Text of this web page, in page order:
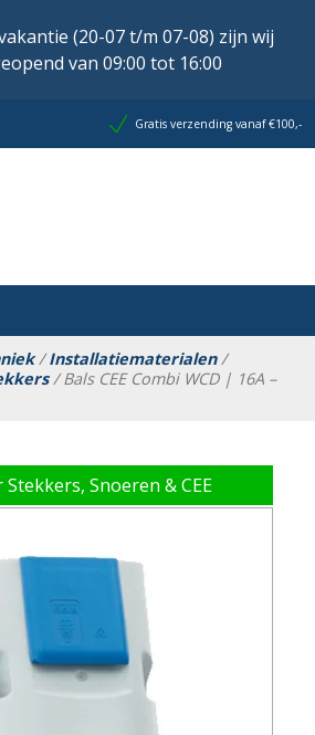
(20-07 t/m 07-08) zijn wij
van 09:00 tot 16:00
Gratis verzending vanaf €100,-
/Installatiematerialen/
/ Bals CEE Combi WCD | 16A –
Snoeren & CEE